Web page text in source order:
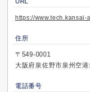
https://
住所
〒549-0001
大阪府泉佐野市泉州空
電話番号